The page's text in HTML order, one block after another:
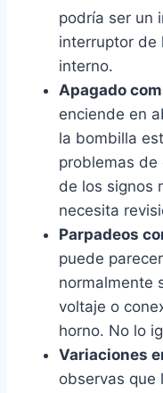
podría ser un
interruptor de
interno.
Apagado
enciende en
la bombilla
problemas de
de los signos
necesita
Parpadeos
puede
normalmente
voltaje o
horno. No lo
Variaciones
observas que